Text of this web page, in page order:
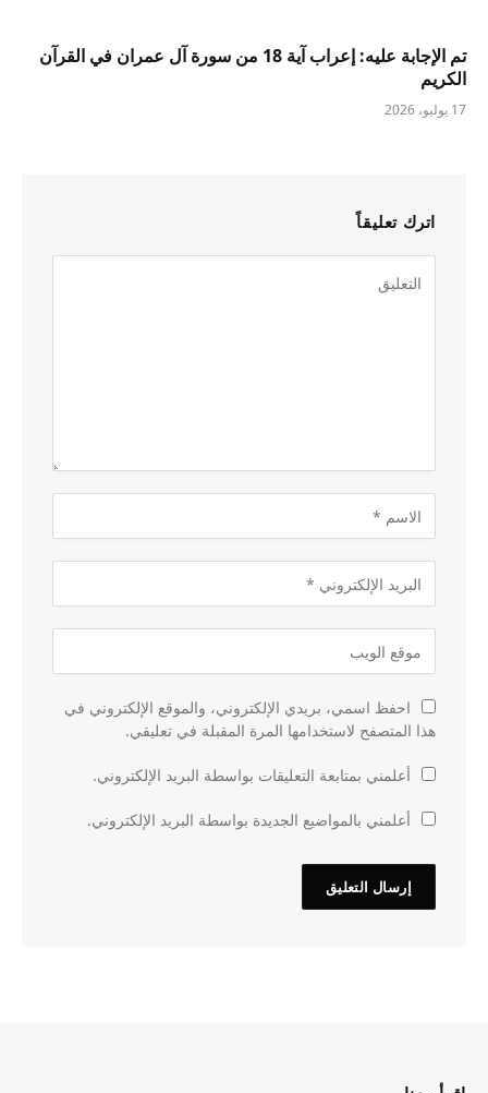
تم الإجابة عليه: إعراب آية 18 من سورة آل عمران في القرآن
الكريم
17 يوليو، 2026
اترك تعليقاً
احفظ اسمي، بريدي الإلكتروني، والموقع الإلكتروني في
هذا المتصفح لاستخدامها المرة المقبلة في تعليقي.
أعلمني بمتابعة التعليقات بواسطة البريد الإلكتروني.
أعلمني بالمواضيع الجديدة بواسطة البريد الإلكتروني.